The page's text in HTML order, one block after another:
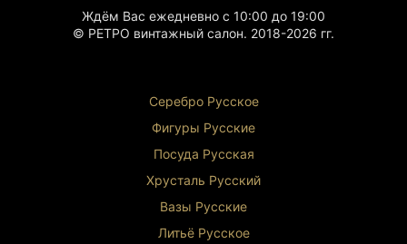
Ждём Вас ежедневно с 10:00 до 19:00
© РЕТРО винтажный салон. 2018-2026 гг.
Серебро Русское
Фигуры Русские
Посуда Русская
Хрусталь Русский
Вазы Русские
Литьё Русское